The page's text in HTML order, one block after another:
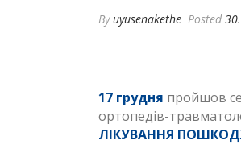
Byuyusenakethe Posted
17 грудня пройшов
ортопедів-
ЛІКУВАННЯ